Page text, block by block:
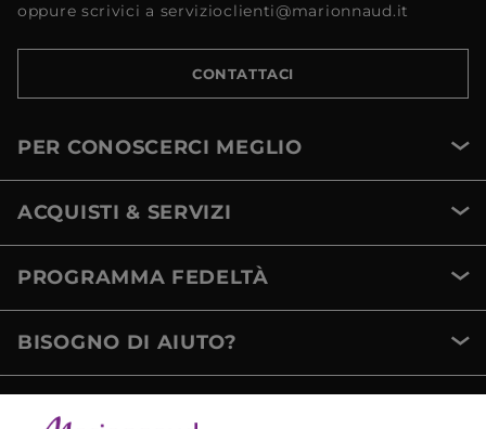
oppure scrivici a servizioclienti@marionnaud.it
CONTATTACI
PER CONOSCERCI MEGLIO
ACQUISTI & SERVIZI
PROGRAMMA FEDELTÀ
BISOGNO DI AIUTO?